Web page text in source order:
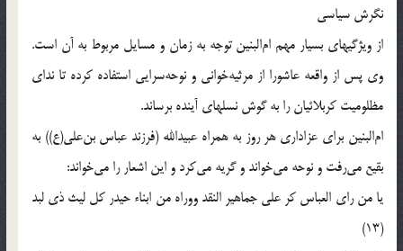
نگرش سياسى
از ويژگيهاى بسيار مهم ام‌البنين توجه به زمان و مسايل مربوط به آن است.
وى پس از واقعه عاشورا از مرثيه‌خوانى و نوحه‌سرايى استفاده كرده تا نداى
مظلوميت كربلائيان را به گوش نسلهاى آينده برساند.
ام‌البنين براى عزادارى هر روز به همراه عبيدالله (فرزند عباس بن‌على(ع)) به
بقيع مى‌رفت و نوحه مى‌خواند و گريه مى‌كرد و اين اشعار را مى‌خواند:
يا من راى العباس كر على جماهير النقد ووراه من ابناء حيدر كل ليث ذى لبد
(13)